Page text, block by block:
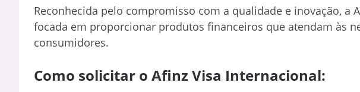
Reconhecida pelo compromisso com a qualidade e inovação, a
focada em proporcionar produtos financeiros que atendam às
consumidores.
Como solicitar o Afinz Visa Internacional: